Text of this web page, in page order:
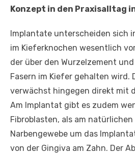
Konzept in den Praxisalltag
Implantate unterscheiden sich
im Kieferknochen wesentlich
der über den Wurzelzement
Fasern im Kiefer gehalten wird.
verwächst hingegen direkt mit
Am Implantat gibt es zudem
Fibroblasten, als am
Narbengewebe um das
von der Gingiva am Zahn. Der